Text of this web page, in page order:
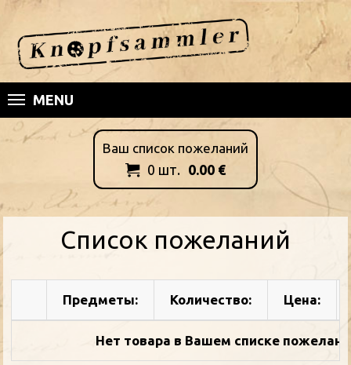
MENU
Ваш список пожеланий
 0 шт. 0.00 €
Список пожеланий
Предметы: Количество: Цена:
Нет товара в Bашем списке